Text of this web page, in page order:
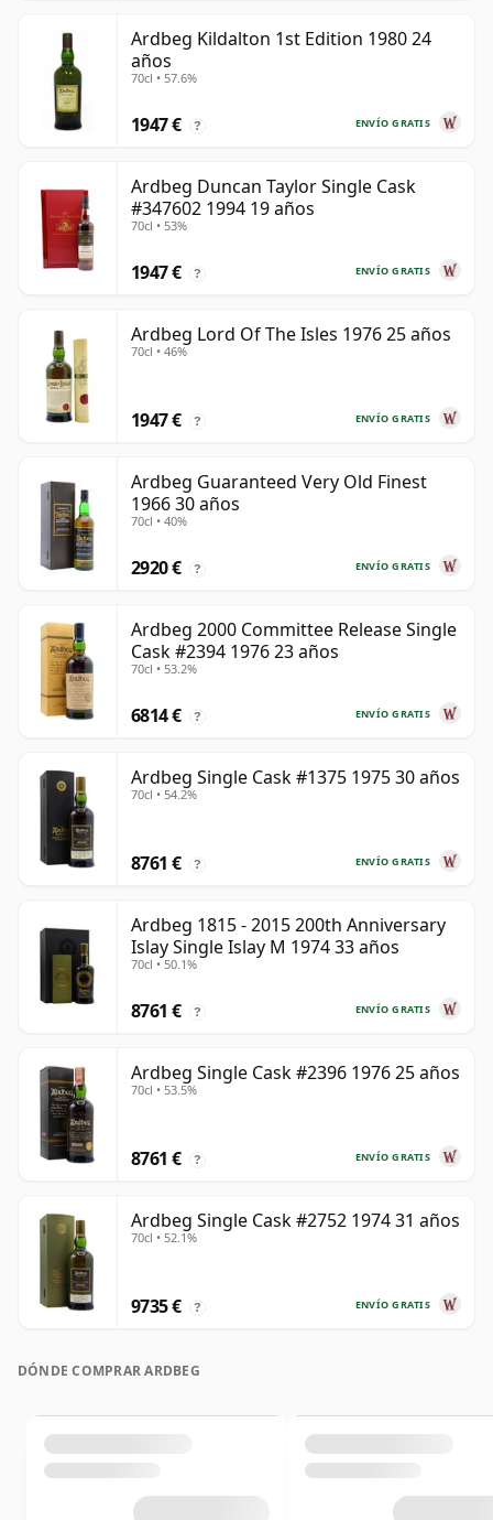
Ardbeg Kildalton 1st Edition 1980 24
años
70cl • 57.6%
ENVÍO GRATIS
1947 € ?
Ardbeg Duncan Taylor Single Cask
#347602 1994 19 años
70cl • 53%
ENVÍO GRATIS
1947 € ?
Ardbeg Lord Of The Isles 1976 25 años
70cl • 46%
ENVÍO GRATIS
1947 € ?
Ardbeg Guaranteed Very Old Finest
1966 30 años
70cl • 40%
ENVÍO GRATIS
2920 € ?
Ardbeg 2000 Committee Release Single
Cask #2394 1976 23 años
70cl • 53.2%
ENVÍO GRATIS
6814 € ?
Ardbeg Single Cask #1375 1975 30 años
70cl • 54.2%
ENVÍO GRATIS
8761 € ?
Ardbeg 1815 - 2015 200th Anniversary
Islay Single Islay M 1974 33 años
70cl • 50.1%
ENVÍO GRATIS
8761 € ?
Ardbeg Single Cask #2396 1976 25 años
70cl • 53.5%
ENVÍO GRATIS
8761 € ?
Ardbeg Single Cask #2752 1974 31 años
70cl • 52.1%
ENVÍO GRATIS
9735 € ?
DÓNDE COMPRAR ARDBEG